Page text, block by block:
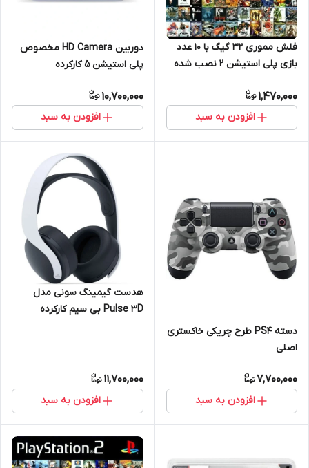
فلش مموری ۳۲ گیگ با ۱۰ عدد
بازی پلی استیشن ۲ نصب شده
1,470,000
افزودن به سبد
دوربین HD Camera مخصوص
پلی استیشن 5 کارکرده
10,700,000
افزودن به سبد
دسته PS4 طرح چریکی خاکستری
اصلی‌
7,700,000
افزودن به سبد
هدست گیمینگ سونی مدل
Pulse 3D بی سیم کارکرده
11,700,000
افزودن به سبد